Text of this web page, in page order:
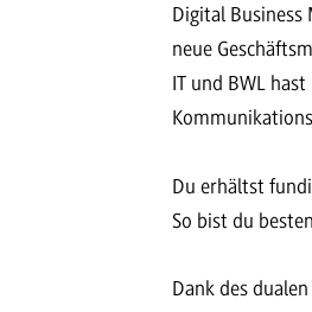
Digital
neue
IT und BWL
Du erhältst
So bist du
Dank des